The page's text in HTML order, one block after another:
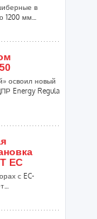
в
мм...
освоил новый
Energy Regula
EC
с EC-